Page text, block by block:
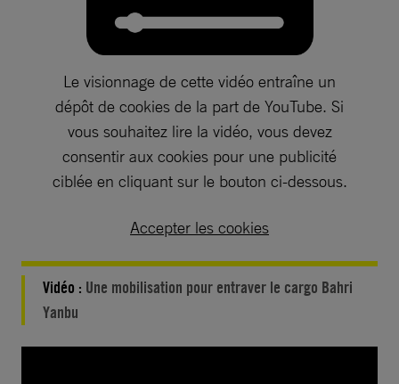
Le visionnage de cette vidéo entraîne un
dépôt de cookies de la part de YouTube. Si
vous souhaitez lire la vidéo, vous devez
consentir aux cookies pour une publicité
ciblée en cliquant sur le bouton ci-dessous.
Accepter les cookies
Vidéo : Une mobilisation pour entraver le cargo Bahri
Yanbu